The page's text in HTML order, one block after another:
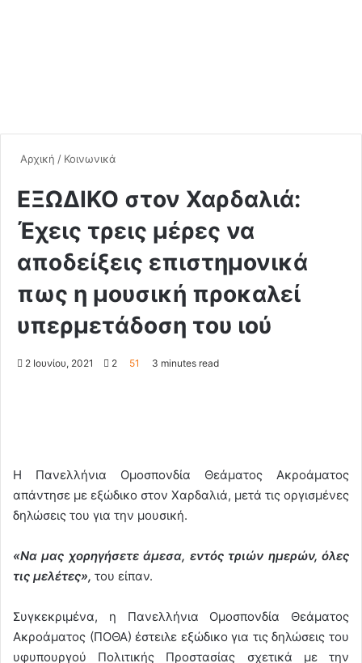
Αρχική / Κοινωνικά
ΕΞΩΔΙΚΟ στον Χαρδαλιά:
Έχεις τρεις μέρες να
αποδείξεις επιστημονικά
πως η μουσική προκαλεί
υπερμετάδοση του ιού
2 Ιουνίου, 2021 2 51 3 minutes read
Η Πανελλήνια Ομοσπονδία Θεάματος Ακροάματος
απάντησε με εξώδικο στον Χαρδαλιά, μετά τις οργισμένες
δηλώσεις του για την μουσική.
«Να μας χορηγήσετε άμεσα, εντός τριών ημερών, όλες
τις μελέτες», του είπαν.
Συγκεκριμένα, η Πανελλήνια Ομοσπονδία Θεάματος
Ακροάματος (ΠΟΘΑ) έστειλε εξώδικο για τις δηλώσεις του
υφυπουργού Πολιτικής Προστασίας σχετικά με την